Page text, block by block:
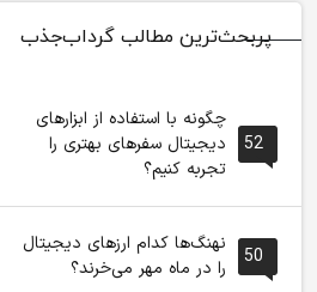
پربحث‌ترین مطالب گرداب‌جذب
52
چگونه با استفاده از ابزارهای
دیجیتال سفرهای بهتری را
تجربه کنیم؟
50
نهنگ‌ها کدام ارزهای دیجیتال
را در ماه مهر می‌خرند؟